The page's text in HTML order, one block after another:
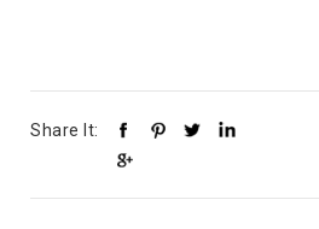
Share It: